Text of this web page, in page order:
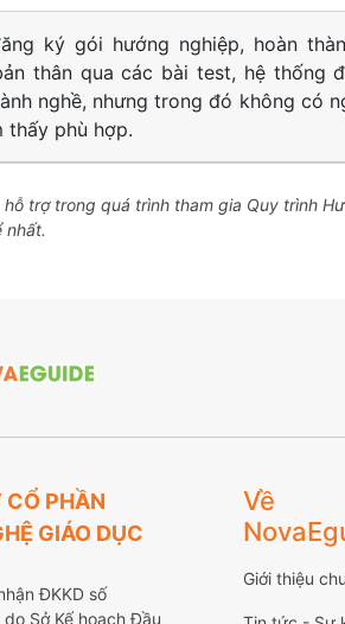
ký gói hướng nghiệp, hoàn
thân qua các bài test, hệ thống
nghề, nhưng trong đó không có
thấy phù hợp.
trợ trong quá trình tham gia Quy trình
nhất.
CỔ PHẦN
GIÁO DỤC
ĐKKD số
Sở Kế hoạch Đầu
Về
Giới thiệu